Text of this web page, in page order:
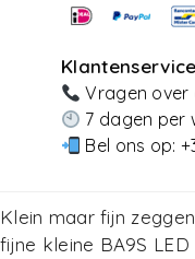
Klantenservice
Vragen over
7 dagen per
Bel ons op:
Klein maar fijn
fijne kleine BA9S